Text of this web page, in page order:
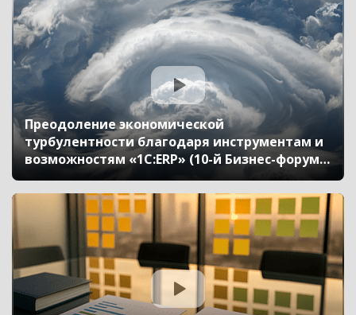
Преодоление экономической
турбулентности благодаря инструментам и
возможностям «1С:ERP» (10-й Бизнес-форум
1С:ERP 13 октября 2023 г., Шевченко Ольга,
«Эскаро Кемикал АС»)